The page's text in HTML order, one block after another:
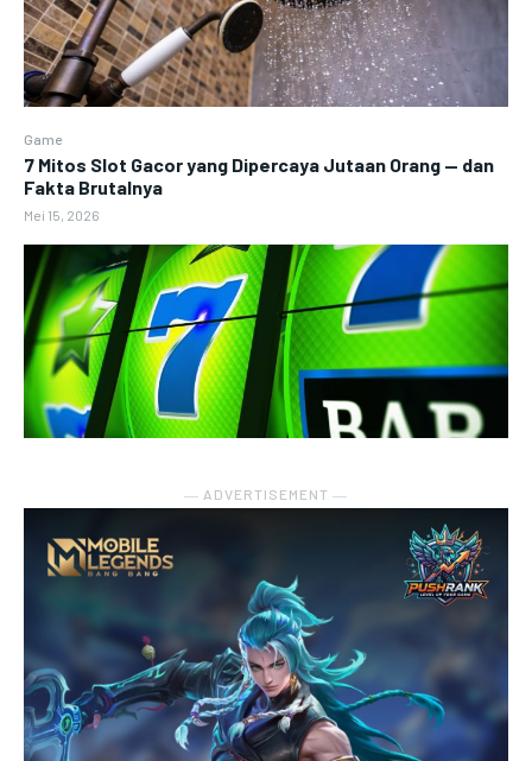
Game
7 Mitos Slot Gacor yang Dipercaya Jutaan Orang — dan
Fakta Brutalnya
Mei 15, 2026
― ADVERTISEMENT ―